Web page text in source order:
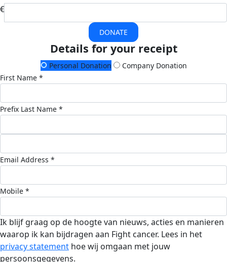
€
DONATE
Details for your receipt
Personal Donation
Company Donation
First Name *
Prefix Last Name *
Email Address *
Mobile *
Ik blijf graag op de hoogte van nieuws, acties en manieren
waarop ik kan bijdragen aan Fight cancer. Lees in het
privacy statement hoe wij omgaan met jouw
persoonsgegevens.